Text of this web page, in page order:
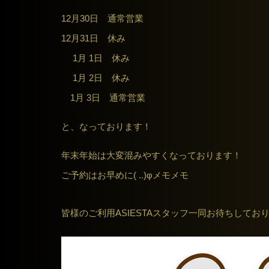
12月30日 通常営業
12月31日 休み
1月 1日 休み
1月 2日 休み
1月 3日 通常営業
と、なっております！
年末年始は大変混みやすくなっております！
ご予約はお早めに( ..)φメモメモ
皆様のご利用ASIESTAスタッフ一同お待ちしてお